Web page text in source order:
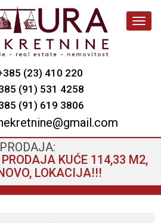
(23) 410 220
(91) 531 4258
(91) 619 3806
PRODAJA:
KUĆE 114,33 M2,
LOKACIJA!!!